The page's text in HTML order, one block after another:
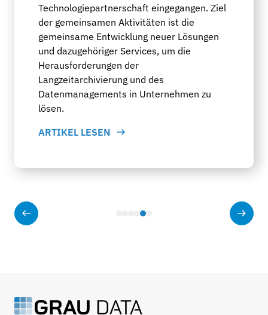
Technologiepartnerschaft eingegangen. Ziel
der gemeinsamen Aktivitäten ist die
gemeinsame Entwicklung neuer Lösungen
und dazugehöriger Services, um die
Herausforderungen der
Langzeitarchivierung und des
Datenmanagements in Unternehmen zu
lösen.
ARTIKEL LESEN